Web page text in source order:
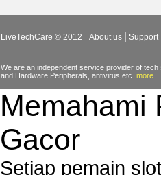
LiveTechCare © 2012 About us Support
We are an independent service provider of
and Hardware Peripherals, antivirus etc. more...
Memahami
Gacor
Setiap pemain